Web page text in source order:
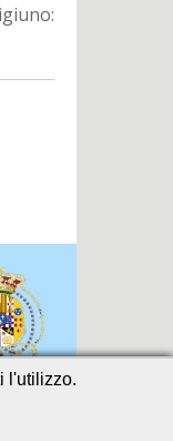
l'utilizzo.